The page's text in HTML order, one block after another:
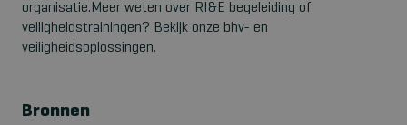
organisatie.Meer weten over RI&E begeleiding of
veiligheidstrainingen? Bekijk onze bhv- en
veiligheidsoplossingen.
Bronnen